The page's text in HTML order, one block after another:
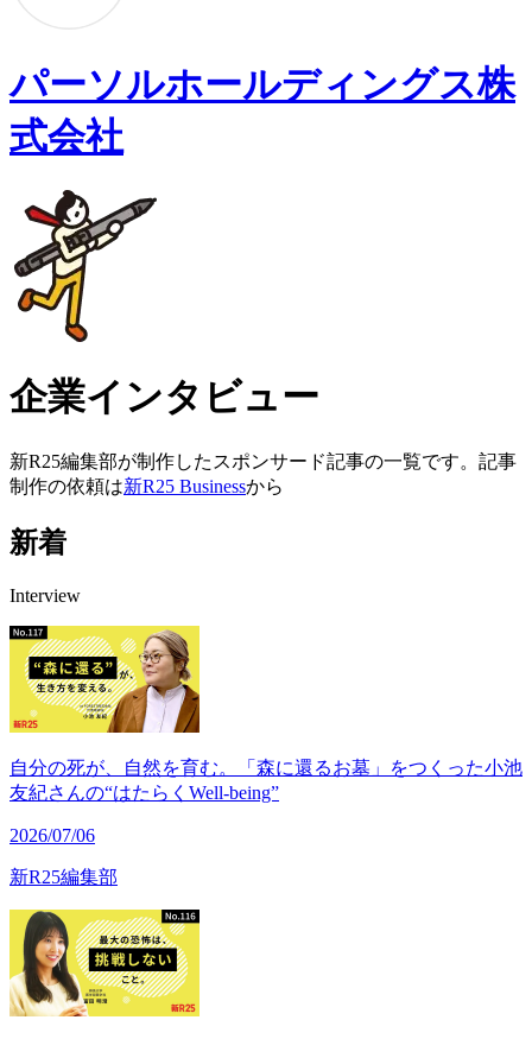
パーソルホールディングス株
式会社
企業インタビュー
新R25編集部が制作したスポンサード記事の一覧です。記事
制作の依頼は新R25 Businessから
新着
Interview
自分の死が、自然を育む。「森に還るお墓」をつくった小池
友紀さんの“はたらくWell-being”
2026/07/06
新R25編集部